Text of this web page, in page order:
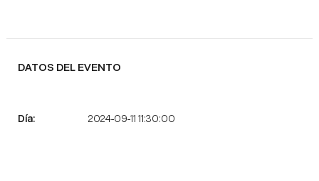
DATOS DEL EVENTO
2024-09-11 11:30:00